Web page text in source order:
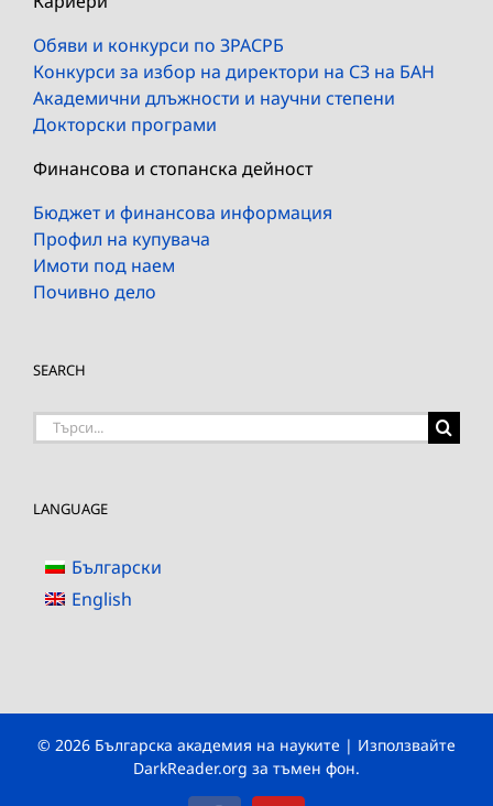
Обяви и конкурси по ЗРАСРБ
Конкурси за избор на директори на СЗ на БАН
Академични длъжности и научни степени
Докторски програми
Финансова и стопанска дейност
Бюджет и финансова информация
Профил на купувача
Имоти под наем
Почивно дело
SEARCH
Търсене
LANGUAGE
Български
English
© 2026 Българска академия на науките | Използвайте
DarkReader.org за тъмен фон.